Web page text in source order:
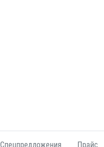
Спецпредложения Прайс